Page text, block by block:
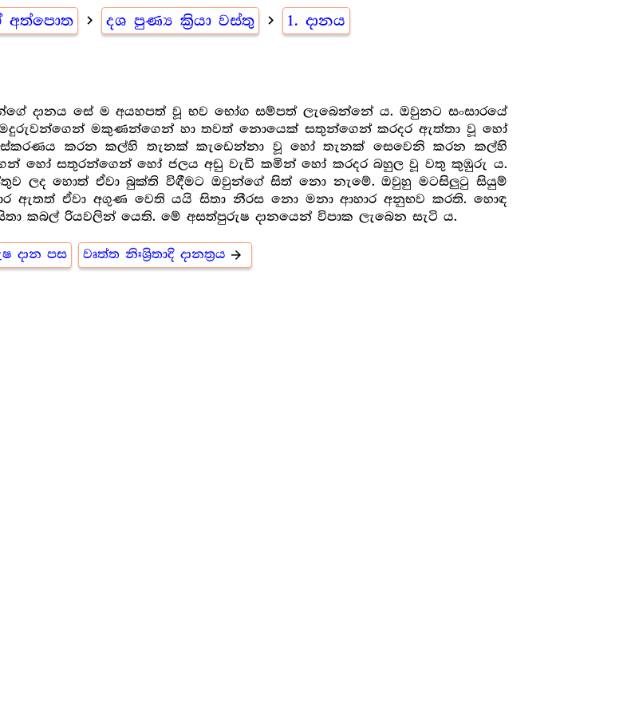
අත්පොත navigate_next දශ පුණ්‍ය ක්‍රියා වස්තු navigate_next 1. දානය
දානය සේ ම අයහපත් වූ භව භෝග සම්පත් ලැබෙන්නේ ය. ඔවුනට සංසාරයේ
මකුණන්ගෙන් හා තවත් නොයෙක් සතුන්ගෙන් කරදර ඇත්තා වූ හෝ
කරන කල්හි තැනක් කැඩෙන්නා වූ හෝ තැනක් සෙවෙනි කරන කල්හි
හෝ සතුරන්ගෙන් හෝ ජලය අඩු වැඩි කමින් හෝ කරදර බහුල වූ වතු කුඹුරු ය.
ලද හොත් ඒවා බුක්ති විඳීමට ඔවුන්ගේ සිත් නො නැමේ. ඔවුහු මටසිලුටු සියුම්
ඇතත් ඒවා අගුණ වෙති යයි සිතා නීරස නො මනා ආහාර අනුභව කරති. හොඳ
කබල් රියවලින් යෙති. මේ අසත්පුරුෂ දානයෙන් විපාක ලැබෙන සැටි ය.
දාන පස වෘත්ත නිඃශ්‍රිතාදි දානත්‍ර‍ය arrow_forward